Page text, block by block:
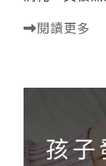
閱讀更多